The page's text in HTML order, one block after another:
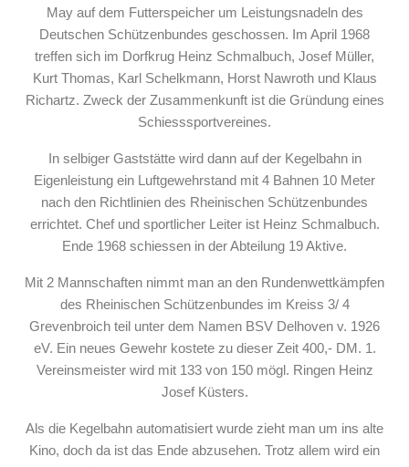
May auf dem Futterspeicher um Leistungsnadeln des
Deutschen Schützenbundes geschossen. Im April 1968
treffen sich im Dorfkrug Heinz Schmalbuch, Josef Müller,
Kurt Thomas, Karl Schelkmann, Horst Nawroth und Klaus
Richartz. Zweck der Zusammenkunft ist die Gründung eines
Schiesssportvereines.
In selbiger Gaststätte wird dann auf der Kegelbahn in
Eigenleistung ein Luftgewehrstand mit 4 Bahnen 10 Meter
nach den Richtlinien des Rheinischen Schützenbundes
errichtet. Chef und sportlicher Leiter ist Heinz Schmalbuch.
Ende 1968 schiessen in der Abteilung 19 Aktive.
Mit 2 Mannschaften nimmt man an den Rundenwettkämpfen
des Rheinischen Schützenbundes im Kreiss 3/ 4
Grevenbroich teil unter dem Namen BSV Delhoven v. 1926
eV. Ein neues Gewehr kostete zu dieser Zeit 400,- DM. 1.
Vereinsmeister wird mit 133 von 150 mögl. Ringen Heinz
Josef Küsters.
Als die Kegelbahn automatisiert wurde zieht man um ins alte
Kino, doch da ist das Ende abzusehen. Trotz allem wird ein